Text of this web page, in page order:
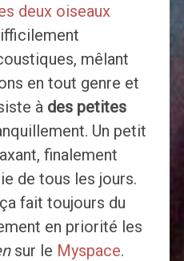
deux oiseaux
mêlant
en tout genre et
à des petites
Un petit
finalement
de tous les jours.
fait toujours du
en priorité les
sur le Myspace.